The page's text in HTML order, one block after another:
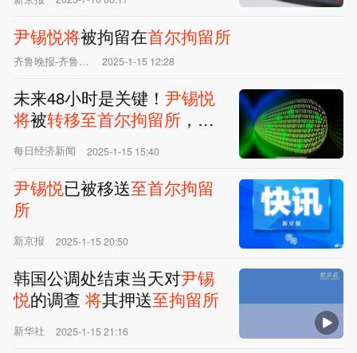
尹锡悦将被拘留在首尔拘留所
齐鲁晚报-齐鲁壹点 2025-1-15 12:28
未来48小时是关键！尹锡悦
将被转移至首尔拘留所 ，是
否会下台？
每日经济新闻 2025-1-15 15:40
尹锡悦已被移送至首尔拘留
所
新京报 2025-1-15 20:50
韩国公调处结束当天对尹锡
悦的调查将其押送至拘留所
新华社 2025-1-15 21:16